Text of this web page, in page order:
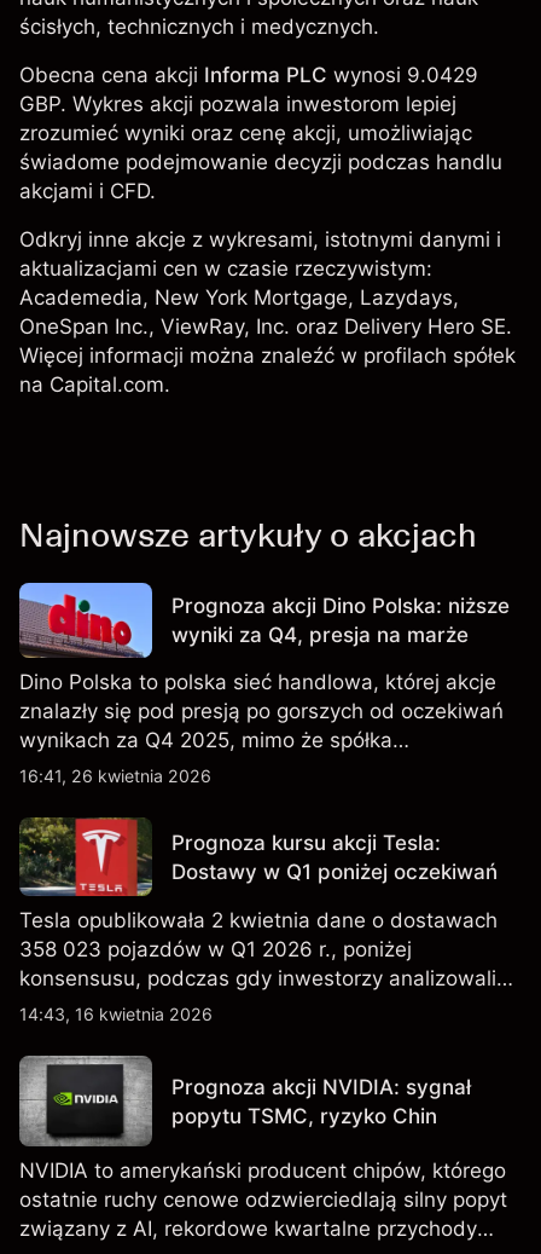
ścisłych, technicznych i medycznych.
Obecna cena akcji Informa PLC wynosi 9.0429
GBP. Wykres akcji pozwala inwestorom lepiej
zrozumieć wyniki oraz cenę akcji, umożliwiając
świadome podejmowanie decyzji podczas handlu
akcjami i CFD.
Odkryj inne akcje z wykresami, istotnymi danymi i
aktualizacjami cen w czasie rzeczywistym:
Academedia, New York Mortgage, Lazydays,
OneSpan Inc., ViewRay, Inc. oraz Delivery Hero SE.
Więcej informacji można znaleźć w profilach spółek
na Capital.com.
Najnowsze artykuły o akcjach
Prognoza akcji Dino Polska: niższe
wyniki za Q4, presja na marże
Dino Polska to polska sieć handlowa, której akcje
znalazły się pod presją po gorszych od oczekiwań
wynikach za Q4 2025, mimo że spółka
kontynuowała rozwój sieci sklepów w Q1 2026.
wiarygodnym wskaźnikiem przyszłych rezultatów.
16:41, 26 kwietnia 2026
Prognoza kursu akcji Tesla:
Dostawy w Q1 poniżej oczekiwań
Tesla opublikowała 2 kwietnia dane o dostawach
358 023 pojazdów w Q1 2026 r., poniżej
konsensusu, podczas gdy inwestorzy analizowali
również wzrost zapasów i plany dotyczące
osiągnięte w przeszłości nie są wiarygodnym
wskaźnikiem przyszłych rezultatów.
14:43, 16 kwietnia 2026
Prognoza akcji NVIDIA: sygnał
popytu TSMC, ryzyko Chin
NVIDIA to amerykański producent chipów, którego
ostatnie ruchy cenowe odzwierciedlają silny popyt
związany z AI, rekordowe kwartalne przychody